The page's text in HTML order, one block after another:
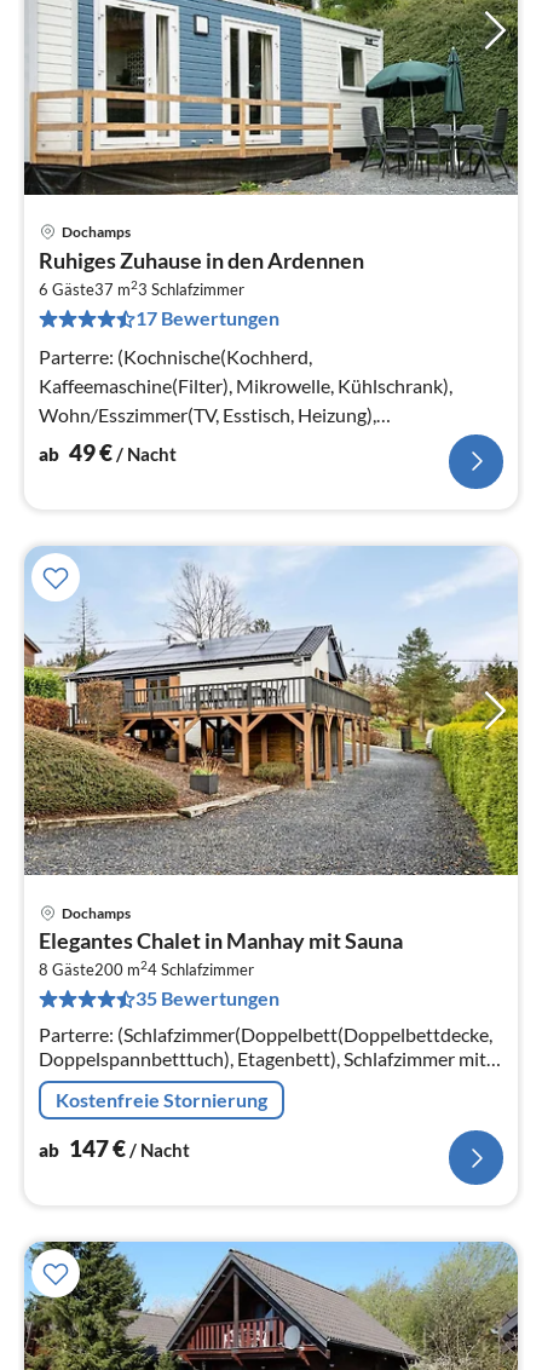
Dochamps
Ruhiges Zuhause in den Ardennen
6 Gäste37 m23 Schlafzimmer
17 Bewertungen
Parterre: (Kochnische(Kochherd,
Kaffeemaschine(Filter), Mikrowelle, Kühlschrank),
Wohn/Esszimmer(TV, Esstisch, Heizung),
Schlafzimmer(Doppelbett)
ab 49€/ Nacht
Dochamps
Elegantes Chalet in Manhay mit Sauna
8 Gäste200 m24Schlafzimmer
35 Bewertungen
Parterre: (Schlafzimmer(Doppelbett(Doppelbettdecke,
Doppelspannbetttuch), Etagenbett), Schlafzimmer mit
Badezimmer(Doppelbett(Doppelbettdecke,
Doppelspannbetttuch)
Kostenfreie Stornierung
ab 147€/ Nacht